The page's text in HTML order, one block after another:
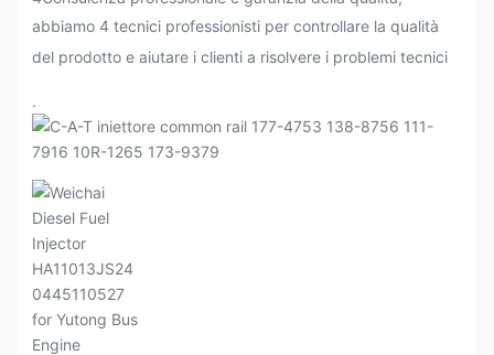
abbiamo 4 tecnici professionisti per controllare la qualità
del prodotto e aiutare i clienti a risolvere i problemi tecnici
.